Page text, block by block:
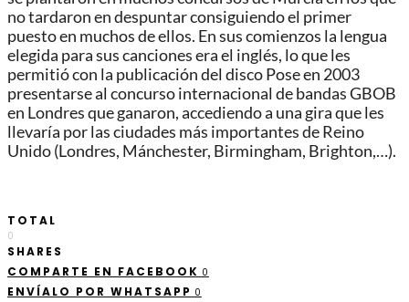
no tardaron en despuntar consiguiendo el primer
puesto en muchos de ellos. En sus comienzos la lengua
elegida para sus canciones era el inglés, lo que les
permitió con la publicación del disco Pose en 2003
presentarse al concurso internacional de bandas GBOB
en Londres que ganaron, accediendo a una gira que les
llevaría por las ciudades más importantes de Reino
Unido (Londres, Mánchester, Birmingham, Brighton,…).
TOTAL
0
SHARES
COMPARTE EN FACEBOOK 0
ENVÍALO POR WHATSAPP 0